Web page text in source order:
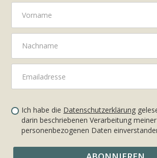
Ich habe die Datenschutzerklärung
darin beschriebenen Verarbeitung meiner
personenbezogenen Daten